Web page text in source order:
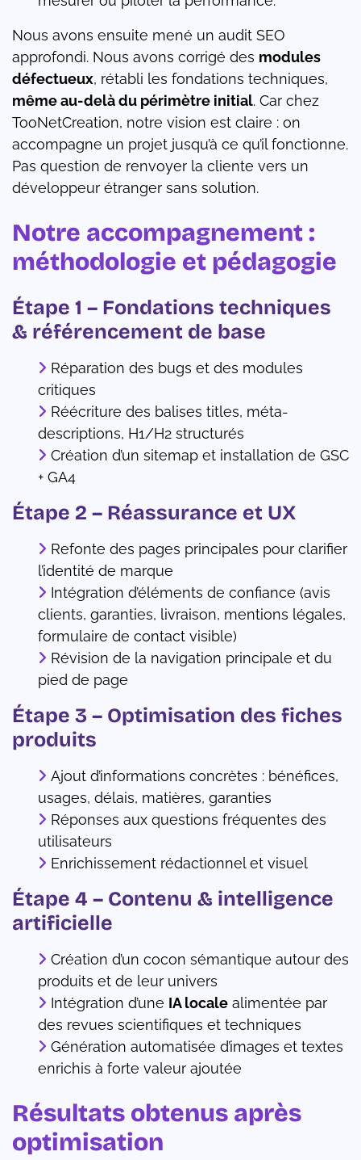
Nous avons ensuite mené un audit SEO
approfondi. Nous avons corrigé des modules
défectueux, rétabli les fondations techniques,
même au-delà du périmètre initial. Car chez
TooNetCreation, notre vision est claire : on
accompagne un projet jusqu’à ce qu’il fonctionne.
Pas question de renvoyer la cliente vers un
développeur étranger sans solution.
Notre accompagnement :
méthodologie et pédagogie
Étape 1 – Fondations techniques
& référencement de base
Réparation des bugs et des modules
critiques
Réécriture des balises titles, méta-
descriptions, H1/H2 structurés
Création d’un sitemap et installation de GSC
+ GA4
Étape 2 – Réassurance et UX
Refonte des pages principales pour clarifier
l’identité de marque
Intégration d’éléments de confiance (avis
clients, garanties, livraison, mentions légales,
formulaire de contact visible)
Révision de la navigation principale et du
pied de page
Étape 3 – Optimisation des fiches
produits
Ajout d’informations concrètes : bénéfices,
usages, délais, matières, garanties
Réponses aux questions fréquentes des
utilisateurs
Enrichissement rédactionnel et visuel
Étape 4 – Contenu & intelligence
artificielle
Création d’un cocon sémantique autour des
produits et de leur univers
Intégration d’une IA locale alimentée par
des revues scientifiques et techniques
Génération automatisée d’images et textes
enrichis à forte valeur ajoutée
Résultats obtenus après
optimisation